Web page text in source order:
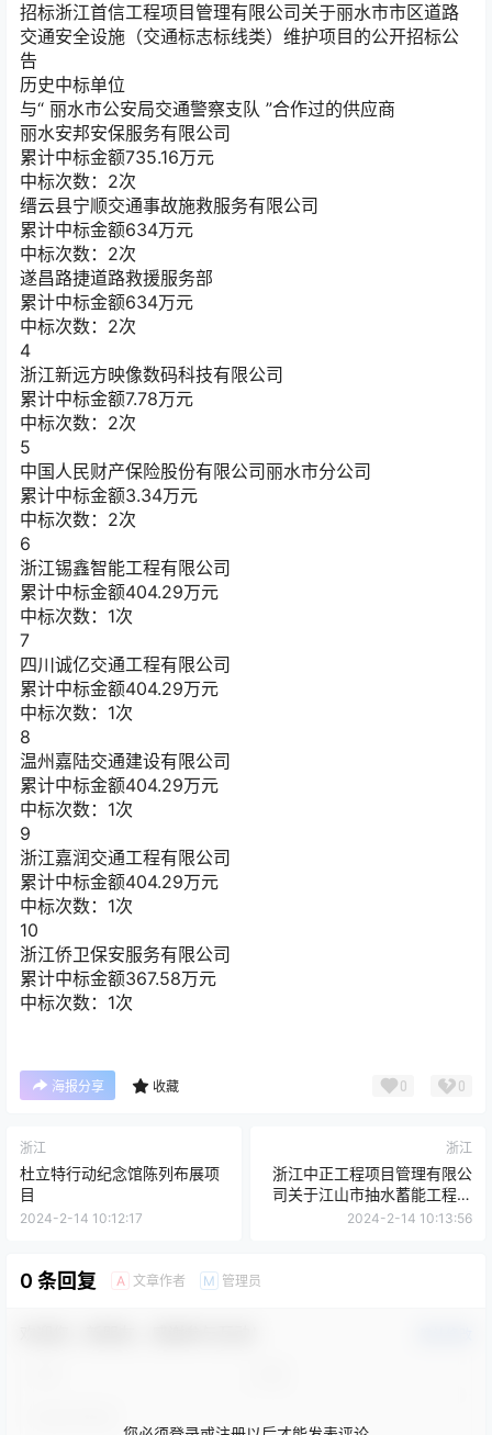
招标浙江首信工程项目管理有限公司关于丽水市市区道路
交通安全设施（交通标志标线类）维护项目的公开招标公
告
历史中标单位
与“ 丽水市公安局交通警察支队 ”合作过的供应商
丽水安邦安保服务有限公司
累计中标金额735.16万元
中标次数：2次
缙云县宁顺交通事故施救服务有限公司
累计中标金额634万元
中标次数：2次
遂昌路捷道路救援服务部
累计中标金额634万元
中标次数：2次
4
浙江新远方映像数码科技有限公司
累计中标金额7.78万元
中标次数：2次
5
中国人民财产保险股份有限公司丽水市分公司
累计中标金额3.34万元
中标次数：2次
6
浙江锡鑫智能工程有限公司
累计中标金额404.29万元
中标次数：1次
7
四川诚亿交通工程有限公司
累计中标金额404.29万元
中标次数：1次
8
温州嘉陆交通建设有限公司
累计中标金额404.29万元
中标次数：1次
9
浙江嘉润交通工程有限公司
累计中标金额404.29万元
中标次数：1次
10
浙江侨卫保安服务有限公司
累计中标金额367.58万元
中标次数：1次
海报分享 收藏 0 0
浙江
杜立特行动纪念馆陈列布展项
目
2024-2-14 10:12:17
浙江
浙江中正工程项目管理有限公
司关于江山市抽水蓄能工程碗
窑乡房屋征迁第三方服务采购
2024-2-14 10:13:56
0 条回复 A 文章作者 M 管理员